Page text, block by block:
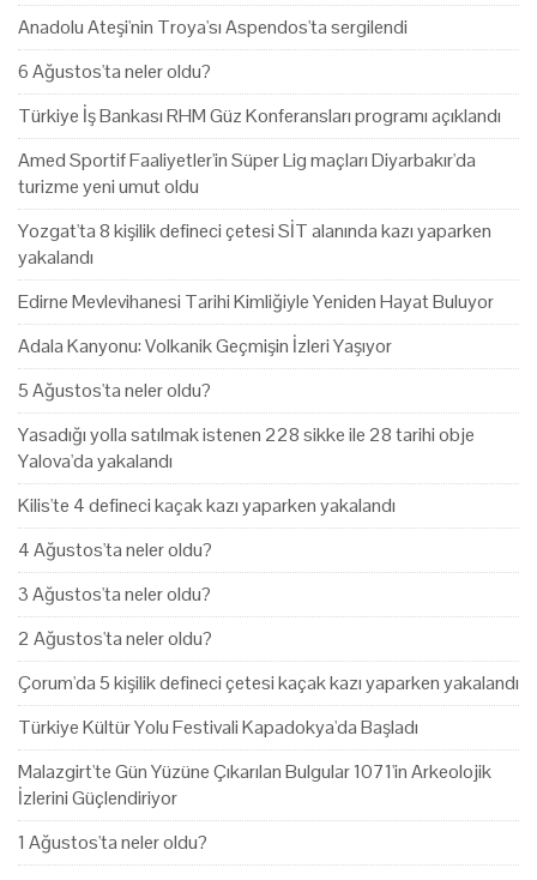
Anadolu Ateşi'nin Troya'sı Aspendos'ta sergilendi
6 Ağustos'ta neler oldu?
Türkiye İş Bankası RHM Güz Konferansları programı açıklandı
Amed Sportif Faaliyetler'in Süper Lig maçları Diyarbakır'da
turizme yeni umut oldu
Yozgat'ta 8 kişilik defineci çetesi SİT alanında kazı yaparken
yakalandı
Edirne Mevlevihanesi Tarihi Kimliğiyle Yeniden Hayat Buluyor
Adala Kanyonu: Volkanik Geçmişin İzleri Yaşıyor
5 Ağustos'ta neler oldu?
Yasadığı yolla satılmak istenen 228 sikke ile 28 tarihi obje
Yalova'da yakalandı
Kilis'te 4 defineci kaçak kazı yaparken yakalandı
4 Ağustos'ta neler oldu?
3 Ağustos'ta neler oldu?
2 Ağustos'ta neler oldu?
Çorum'da 5 kişilik defineci çetesi kaçak kazı yaparken yakalandı
Türkiye Kültür Yolu Festivali Kapadokya'da Başladı
Malazgirt'te Gün Yüzüne Çıkarılan Bulgular 1071'in Arkeolojik
İzlerini Güçlendiriyor
1 Ağustos'ta neler oldu?